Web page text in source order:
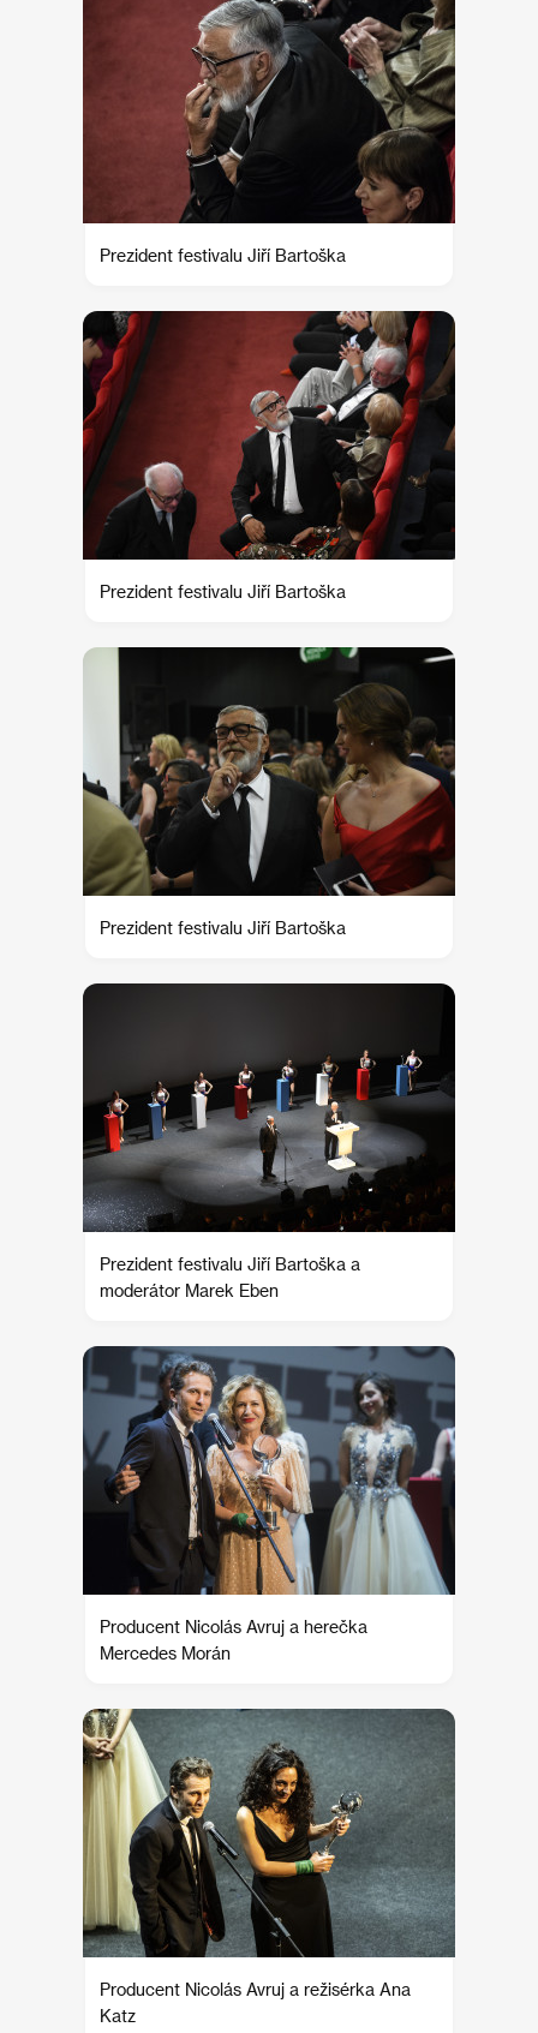
Prezident festivalu Jiří Bartoška
Prezident festivalu Jiří Bartoška
Prezident festivalu Jiří Bartoška
Prezident festivalu Jiří Bartoška a
moderátor Marek Eben
Producent Nicolás Avruj a herečka
Mercedes Morán
Producent Nicolás Avruj a režisérka Ana
Katz